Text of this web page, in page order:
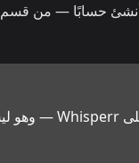
أنشئ حسابًا — من قسم